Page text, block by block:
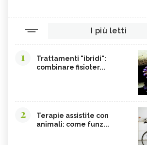
I più letti
1
Trattamenti "ibridi":
combinare fisioter...
2
Terapie assistite con
animali: come funz...